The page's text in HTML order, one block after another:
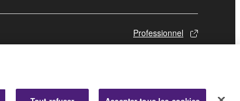
Professionnel